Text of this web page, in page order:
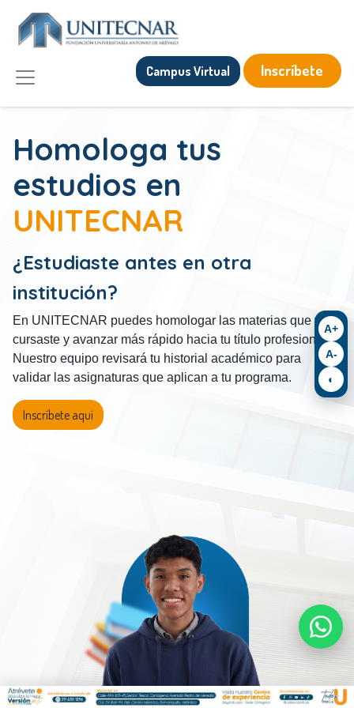
Campus Virtual Inscríbete
Homologa tus
estudios en
UNITECNAR
¿Estudiaste antes en otra
institución?
En UNITECNAR puedes homologar las materias que ya
cursaste y avanzar más rápido hacia tu título profesional.
Nuestro equipo revisará tu historial académico para
validar las asignaturas que aplican a tu programa.
Inscríbete aquí
A+
A-
◐